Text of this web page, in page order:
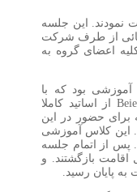
نمودند. این جلسه
هدایائی از طرف شرکت
اعضای گروه به
بود که با
از اساتید کاملا
برای حضور در این
این کلاس آموزشی
رسید. پس از اتمام جلسه
بازگشتند. و
به پایان رسید.